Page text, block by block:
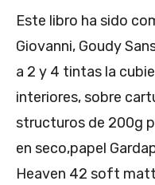
Este libro ha sido
Giovanni, Goudy
a 2 y 4 tintas la
interiores, sobre
structuros de 200g
en seco,papel
Heaven 42 soft